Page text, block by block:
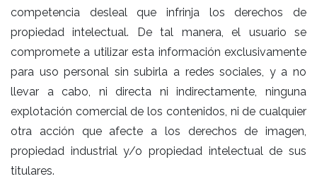
competencia desleal que infrinja los derechos de
propiedad intelectual. De tal manera, el usuario se
compromete a utilizar esta información exclusivamente
para uso personal sin subirla a redes sociales, y a no
llevar a cabo, ni directa ni indirectamente, ninguna
explotación comercial de los contenidos, ni de cualquier
otra acción que afecte a los derechos de imagen,
propiedad industrial y/o propiedad intelectual de sus
titulares.